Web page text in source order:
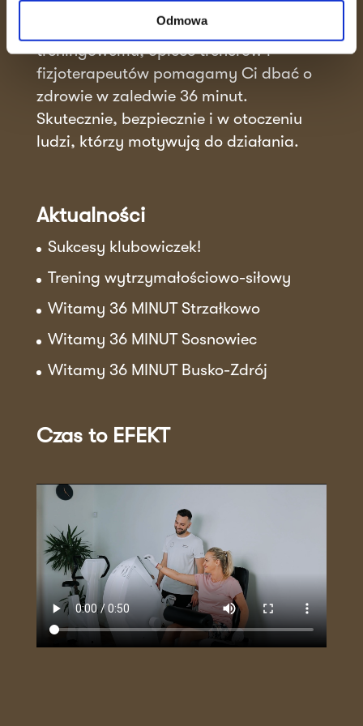
Odmowa
spotyka się ze wspierającą atmosferą.
Dzięki unikalnemu systemowi
treningowemu, opiece trenerów i
fizjoterapeutów pomagamy Ci dbać o
zdrowie w zaledwie 36 minut.
Skutecznie, bezpiecznie i w otoczeniu
ludzi, którzy motywują do działania.
Aktualności
Sukcesy klubowiczek!
Trening wytrzymałościowo-siłowy
Witamy 36 MINUT Strzałkowo
Witamy 36 MINUT Sosnowiec
Witamy 36 MINUT Busko-Zdrój
Czas to EFEKT